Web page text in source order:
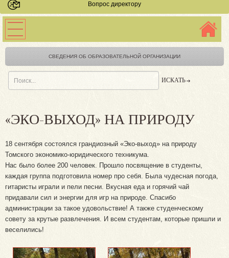
Вопрос директору
СВЕДЕНИЯ ОБ ОБРАЗОВАТЕЛЬНОЙ ОРГАНИЗАЦИИ
«ЭКО-ВЫХОД» НА ПРИРОДУ
18 сентября состоялся грандиозный «Эко-выход» на природу
Томского экономико-юридического техникума.
Нас было более 200 человек. Прошло посвящение в студенты,
каждая группа подготовила номер про себя. Была чудесная погода,
гитаристы играли и пели песни. Вкусная еда и горячий чай
придавали сил и энергии для игр на природе. Спасибо
администрации за такое удовольствие! А также студенческому
совету за крутые развлечения. И всем студентам, которые пришли и
веселились!